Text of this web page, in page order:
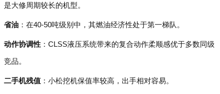
是大修周期较长的机型。
省油 ：在40-50吨级别中，其燃油经济性处于第一梯队。
动作协调性 ：CLSS液压系统带来的复合动作柔顺感优于多数同级
竞品。
二手机残值 ：小松挖机保值率较高，出手相对容易。